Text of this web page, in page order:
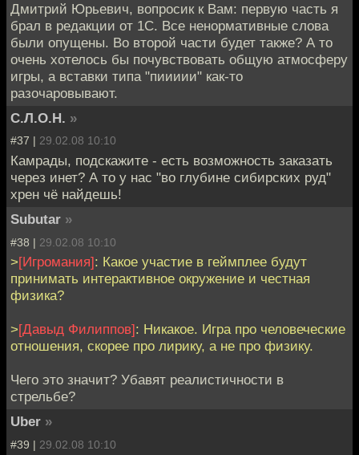
Дмитрий Юрьевич, вопросик к Вам: первую часть я
брал в редакции от 1С. Все ненормативные слова
были опущены. Во второй части будет также? А то
очень хотелось бы почувствовать общую атмосферу
игры, а вставки типа "пиииии" как-то
разочаровывают.
С.Л.О.Н. »
#37 | 29.02.08 10:10
Камрады, подскажите - есть возможность заказать
через инет? А то у нас "во глубине сибирских руд"
хрен чё найдешь!
Subutar »
#38 | 29.02.08 10:10
>[Игромания]: Какое участие в геймплее будут
принимать интерактивное окружение и честная
физика?
>[Давыд Филиппов]: Никакое. Игра про человеческие
отношения, скорее про лирику, а не про физику.
Чего это значит? Убавят реалистичности в
стрельбе?
Uber »
#39 | 29.02.08 10:10